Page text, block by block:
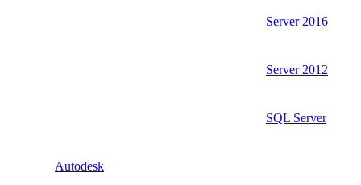
Server 2016
Server 2012
SQL Server
Autodesk